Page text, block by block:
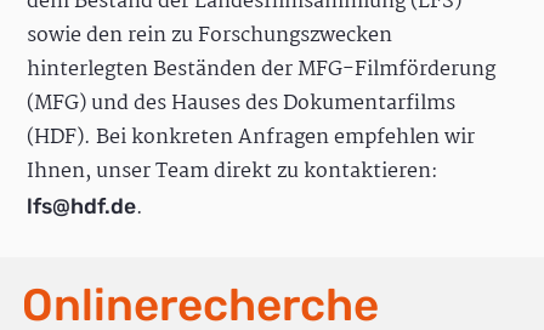
sowie den rein zu Forschungszwecken
hinterlegten Beständen der MFG-Filmförderung
(MFG) und des Hauses des Dokumentarfilms
(HDF). Bei konkreten Anfragen empfehlen wir
Ihnen, unser Team direkt zu kontaktieren:
lfs@hdf.de.
Onlinerecherche